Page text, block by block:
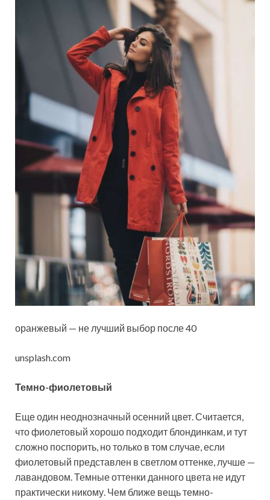
оранжевый — не лучший выбор после 40
unsplash.com
Темно-фиолетовый
Еще один неоднозначный осенний цвет. Считается,
что фиолетовый хорошо подходит блондинкам, и тут
сложно поспорить, но только в том случае, если
фиолетовый представлен в светлом оттенке, лучше —
лавандовом. Темные оттенки данного цвета не идут
практически никому. Чем ближе вещь темно-